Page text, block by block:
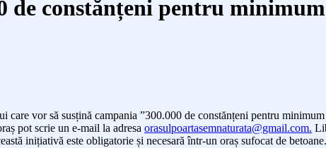
de constănțeni pentru
vor să susțină campania ”300.000 de constănțeni pentru
pot scrie un e-mail la adresa orasulpoartasemnaturata@gmail.com.
inițiativă este obligatorie și necesară într-un oraș sufocat de betoane.